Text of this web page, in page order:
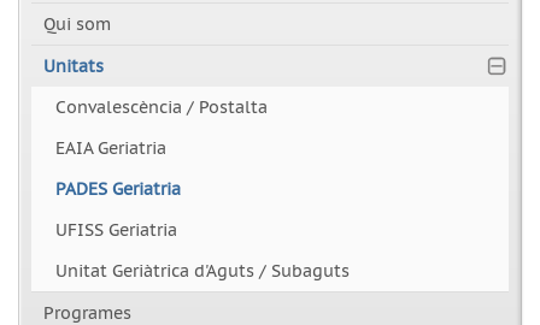
Qui som
Unitats
Convalescència / Postalta
EAIA Geriatria
PADES Geriatria
UFISS Geriatria
Unitat Geriàtrica d'Aguts / Subaguts
Programes